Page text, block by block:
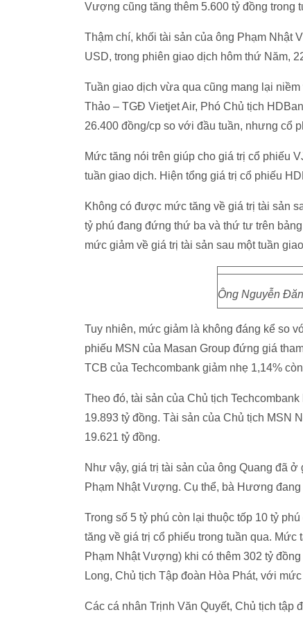
Vượng cũng tăng thêm 5.600 tỷ đồng trong
Thậm chí, khối tài sản của ông Phạm
USD, trong phiên giao dịch hôm thứ Năm,
Tuần giao dịch vừa qua cũng mang lại
Thảo – TGĐ Vietjet Air, Phó Chủ tịch
26.400 đồng/cp so với đầu tuần, nhưng cổ
Mức tăng nói trên giúp cho giá trị cổ phiếu
tuần giao dịch. Hiện tổng giá trị cổ phiếu
Không có được mức tăng về giá trị tài sản
tỷ phú đang đứng thứ ba và thứ tư trên
mức giảm về giá trị tài sản sau một tuần
Ông Nguyễn
Tuy nhiên, mức giảm là không đáng kể so
phiếu MSN của Masan Group đứng giá
TCB của Techcombank giảm nhẹ 1,14%
Theo đó, tài sản của Chủ tịch
19.893 tỷ đồng. Tài sản của Chủ tịch MSN
19.621 tỷ đồng.
Như vậy, giá trị tài sản của ông Quang đã
Phạm Nhật Vượng. Cụ thể, bà Hương
Trong số 5 tỷ phú còn lại thuộc tốp 10 tỷ
tăng về giá trị cổ phiếu trong tuần qua.
Phạm Nhật Vượng) khi có thêm 302 tỷ
Long, Chủ tịch Tập đoàn Hòa Phát, với
Các cá nhân Trịnh Văn Quyết, Chủ tịch tập